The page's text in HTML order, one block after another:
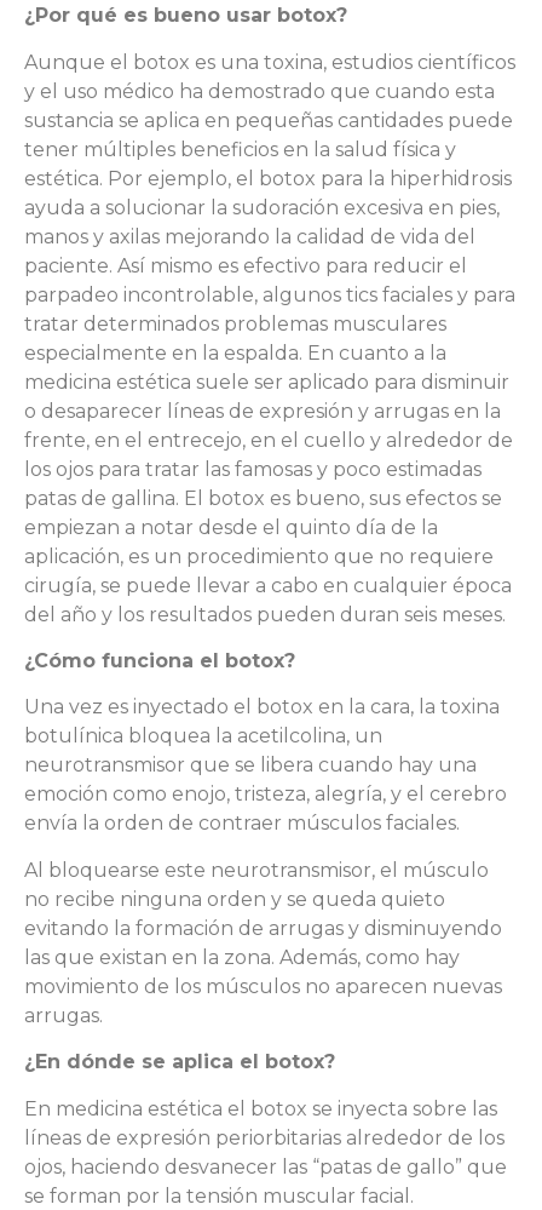
¿Por qué es bueno usar botox?
Aunque el botox es una toxina, estudios científicos
y el uso médico ha demostrado que cuando esta
sustancia se aplica en pequeñas cantidades puede
tener múltiples beneficios en la salud física y
estética. Por ejemplo, el botox para la hiperhidrosis
ayuda a solucionar la sudoración excesiva en pies,
manos y axilas mejorando la calidad de vida del
paciente. Así mismo es efectivo para reducir el
parpadeo incontrolable, algunos tics faciales y para
tratar determinados problemas musculares
especialmente en la espalda. En cuanto a la
medicina estética suele ser aplicado para disminuir
o desaparecer líneas de expresión y arrugas en la
frente, en el entrecejo, en el cuello y alrededor de
los ojos para tratar las famosas y poco estimadas
patas de gallina. El botox es bueno, sus efectos se
empiezan a notar desde el quinto día de la
aplicación, es un procedimiento que no requiere
cirugía, se puede llevar a cabo en cualquier época
del año y los resultados pueden duran seis meses.
¿Cómo funciona el botox?
Una vez es inyectado el botox en la cara, la toxina
botulínica bloquea la acetilcolina, un
neurotransmisor que se libera cuando hay una
emoción como enojo, tristeza, alegría, y el cerebro
envía la orden de contraer músculos faciales.
Al bloquearse este neurotransmisor, el músculo
no recibe ninguna orden y se queda quieto
evitando la formación de arrugas y disminuyendo
las que existan en la zona. Además, como hay
movimiento de los músculos no aparecen nuevas
arrugas.
¿En dónde se aplica el botox?
En medicina estética el botox se inyecta sobre las
líneas de expresión periorbitarias alrededor de los
ojos, haciendo desvanecer las “patas de gallo” que
se forman por la tensión muscular facial.